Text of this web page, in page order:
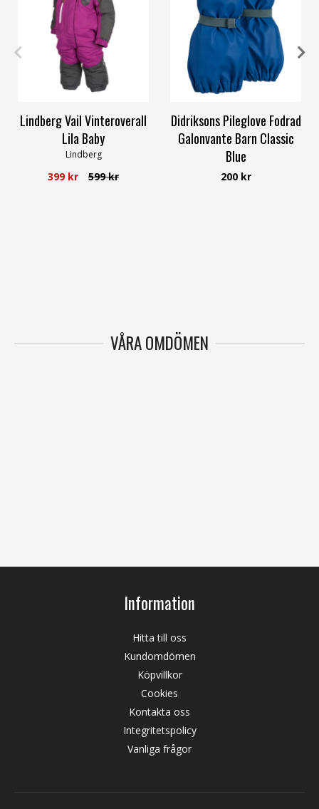
56 62
Lindberg Vail Vinteroverall
Lila Baby
Lindberg
399 kr 599 kr
2=2-4Y 4=4-6Y
Didriksons Pileglove Fodrad
Galonvante Barn Classic
Blue
Didriksons
200 kr
VÅRA OMDÖMEN
Information
Hitta till oss
Kundomdömen
Köpvillkor
Cookies
Kontakta oss
Integritetspolicy
Vanliga frågor